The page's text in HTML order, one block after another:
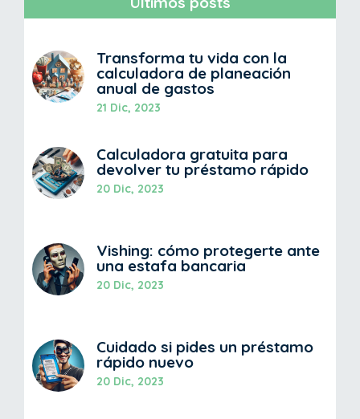
Transforma tu vida con la
calculadora de planeación
anual de gastos
21 Dic, 2023
Calculadora gratuita para
devolver tu préstamo rápido
20 Dic, 2023
Vishing: cómo protegerte ante
una estafa bancaria
20 Dic, 2023
Cuidado si pides un préstamo
rápido nuevo
20 Dic, 2023